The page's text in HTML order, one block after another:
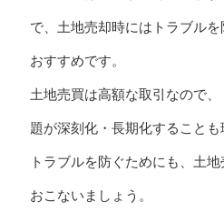
で、土地売却時にはトラブル
おすすめです。
土地売買は高額な取引なので
題が深刻化・長期化することも
トラブルを防ぐためにも、土
おこないましょう。